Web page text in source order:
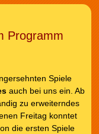
Programm
Spiele
auch bei uns ein. Ab
zu erweiterndes
Freitag konntet
die ersten Spiele